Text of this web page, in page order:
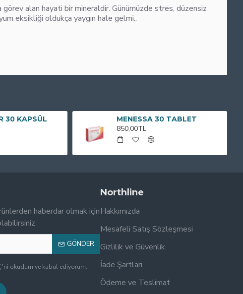
alan hayati bir mineraldir. Günümüzde stres, düzensiz
eksikliği oldukça yaygın hale gelmi..
30 KAPSÜL MENESSA 30 TABLET
850,00TL
haberdar olmak için
GÖNDER
'ni okudum ve kabul ediyorum.
Northline
Hakkımızda
Mesafeli Satış Sözleşmesi
Gizlilik ve Güvenlik
İade Şartları
Ödeme ve Teslimat